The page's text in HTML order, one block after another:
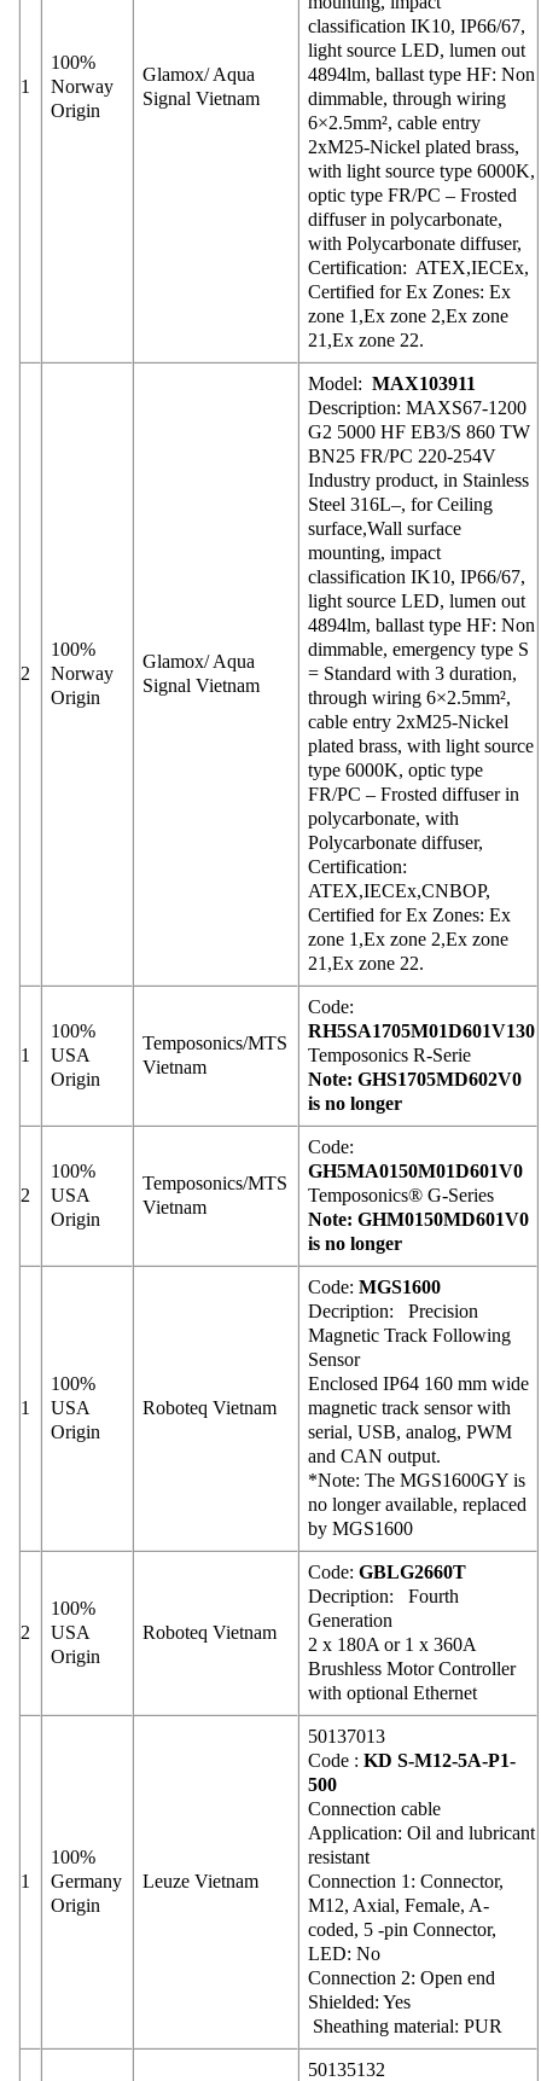
1
100%
Norway
Origin
Glamox/ Aqua
Signal Vietnam
classification IK10, IP66/67,
light source LED, lumen out
4894lm, ballast type HF: Non
dimmable, through wiring
6×2.5mm², cable entry
2xM25-Nickel plated brass,
with light source type 6000K,
optic type FR/PC – Frosted
diffuser in polycarbonate,
with Polycarbonate diffuser,
Certification: ATEX,IECEx,
Certified for Ex Zones: Ex
zone 1,Ex zone 2,Ex zone
21,Ex zone 22.
2
100%
Norway
Origin
Glamox/ Aqua
Signal Vietnam
Model: MAX103911
Description: MAXS67-1200
G2 5000 HF EB3/S 860 TW
BN25 FR/PC 220-254V
Industry product, in Stainless
Steel 316L–, for Ceiling
surface,Wall surface
mounting, impact
classification IK10, IP66/67,
light source LED, lumen out
4894lm, ballast type HF: Non
dimmable, emergency type S
= Standard with 3 duration,
through wiring 6×2.5mm²,
cable entry 2xM25-Nickel
plated brass, with light source
type 6000K, optic type
FR/PC – Frosted diffuser in
polycarbonate, with
Polycarbonate diffuser,
Certification:
ATEX,IECEx,CNBOP,
Certified for Ex Zones: Ex
zone 1,Ex zone 2,Ex zone
21,Ex zone 22.
1
100%
USA
Origin
Temposonics/MTS
Vietnam
Code:
RH5SA1705M01D601V130
Temposonics R-Serie
Note: GHS1705MD602V0
is no longer
2
100%
USA
Origin
Temposonics/MTS
Vietnam
Code:
GH5MA0150M01D601V0
Temposonics® G-Series
Note: GHM0150MD601V0
is no longer
1
100%
USA
Origin
Roboteq Vietnam
Code:MGS1600
Decription: Precision
Magnetic Track Following
Sensor
Enclosed IP64 160 mm wide
magnetic track sensor with
serial, USB, analog, PWM
and CAN output.
*Note: The MGS1600GY is
no longer available, replaced
by MGS1600
2
100%
USA
Origin
Roboteq Vietnam
Code:GBLG2660T
Decription: Fourth
Generation
2 x 180A or 1 x 360A
Brushless Motor Controller
with optional Ethernet
1
100%
Germany
Origin
Leuze Vietnam
50137013
Code :KD S-M12-5A-P1-
500
Connection cable
Application: Oil and lubricant
resistant
Connection 1: Connector,
M12, Axial, Female, A-
coded, 5 -pin Connector,
LED: No
Connection 2: Open end
Shielded: Yes
Sheathing material: PUR
50135132